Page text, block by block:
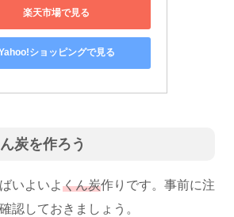
楽天市場で見る
ショッピングで見る
炭を作ろう
いよいよくん炭作りです。事前に注
認しておきましょう。